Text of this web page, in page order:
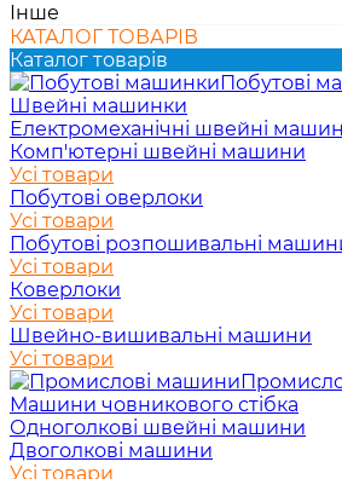
Інше
КАТАЛОГ ТОВАРІВ
Каталог товарів
Побутові
Швейні машинки
Електромеханічні швейні
Комп'ютерні швейні машини
Усі товари
Побутові оверлоки
Усі товари
Побутові розпошивальні
Усі товари
Коверлоки
Усі товари
Швейно-вишивальні машини
Усі товари
Машини човникового стібка
Одноголкові швейні машини
Двоголкові машини
Усі товари